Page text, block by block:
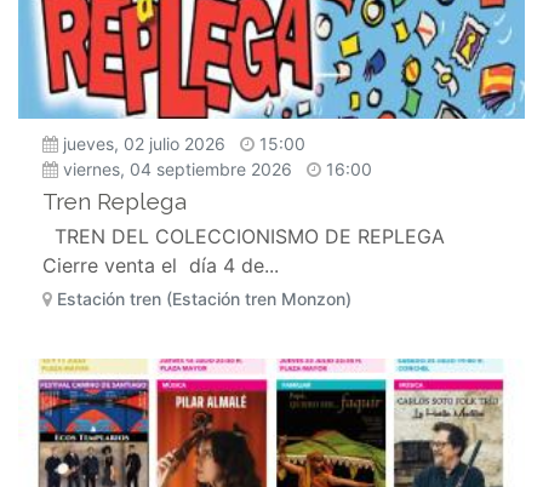
jueves, 02 julio 2026
15:00
viernes, 04 septiembre 2026
16:00
Tren Replega
TREN DEL COLECCIONISMO DE REPLEGA
Cierre venta el día 4 de...
Estación tren (Estación tren Monzon)